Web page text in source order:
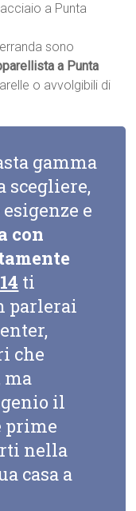
a Punta
sono
a Punta
o avvolgibili di
gamma
scegliere,
e
con
ti
parlerai
che
ma
il
prime
nella
casa a